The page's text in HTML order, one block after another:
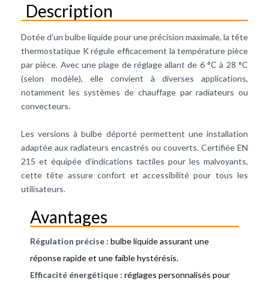
Description
Dotée d’un bulbe liquide pour une précision maximale, la tête
thermostatique K régule efficacement la température pièce
par pièce. Avec une plage de réglage allant de 6 °C à 28 °C
(selon modèle), elle convient à diverses applications,
notamment les systèmes de chauffage par radiateurs ou
convecteurs.
Les versions à bulbe déporté permettent une installation
adaptée aux radiateurs encastrés ou couverts. Certifiée EN
215 et équipée d’indications tactiles pour les malvoyants,
cette tête assure confort et accessibilité pour tous les
utilisateurs.
Avantages
Régulation précise : bulbe liquide assurant une
réponse rapide et une faible hystérésis.
Efficacité énergétique : réglages personnalisés pour